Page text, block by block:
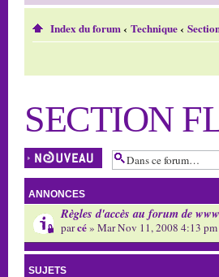
Index du forum‹ Technique‹
SECTION
Écrire un nouveau
sujet
ANNONCES
Règles d'accès au forum de
parcé» Mar Nov 11, 2008 4:13 pm
SUJETS